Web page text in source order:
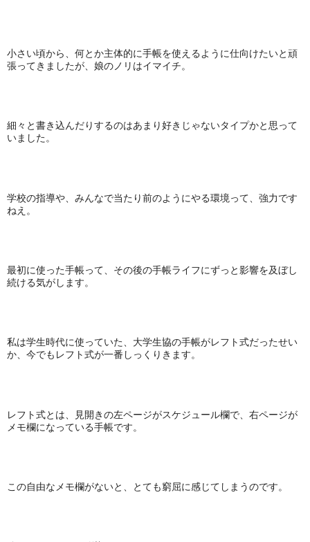
小さい頃から、何とか主体的に手帳を使えるように仕向けたいと頑
張ってきましたが、娘のノリはイマイチ。
細々と書き込んだりするのはあまり好きじゃないタイプかと思って
いました。
学校の指導や、みんなで当たり前のようにやる環境って、強力です
ねえ。
最初に使った手帳って、その後の手帳ライフにずっと影響を及ぼし
続ける気がします。
私は学生時代に使っていた、大学生協の手帳がレフト式だったせい
か、今でもレフト式が一番しっくりきます。
レフト式とは、見開きの左ページがスケジュール欄で、右ページが
メモ欄になっている手帳です。
この自由なメモ欄がないと、とても窮屈に感じてしまうのです。